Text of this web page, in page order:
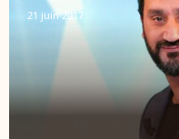
21 juin 2017